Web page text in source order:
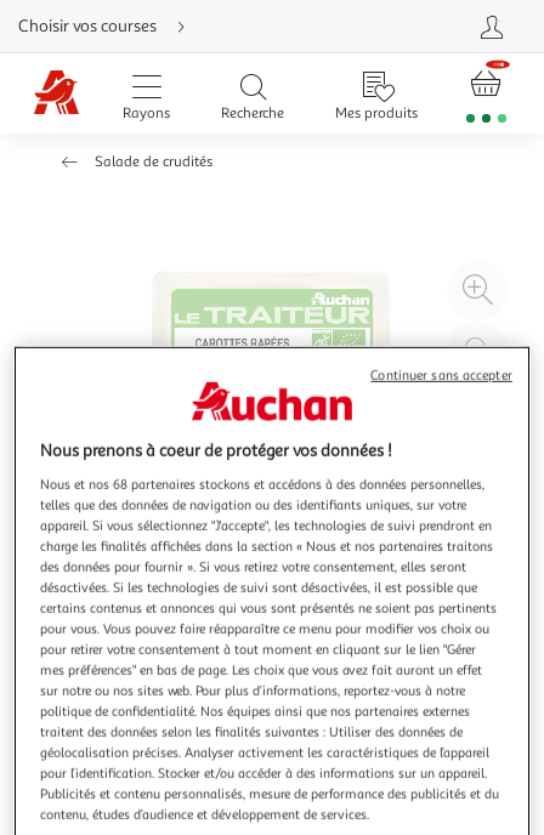
Aller
directement
au
contenu
Aller
directement
Aller
Choisir vos courses
Rayons Recherche Mes produits
Salade de crudités
à
Illustration
précédente
Illustration
suivante
3.8 (8)
AUCHAN LE TRAITEUR
Carottes râpées bio
Salade de farfalles au thon et œufs durs tomates cerise.
Recette sans additif, thon pêche durable et œuf plein air.
En savoir +
Nous prenons à coeur de protéger vos données !
Nous et nos 68 partenaires stockons et accédons à des données personnelles,
telles que des données de navigation ou des identifiants uniques, sur votre
appareil. Si vous sélectionnez "J'accepte", les technologies de suivi prendront en
charge les finalités affichées dans la section « Nous et nos partenaires traitons
des données pour fournir ». Si vous retirez votre consentement, elles seront
désactivées. Si les technologies de suivi sont désactivées, il est possible que
certains contenus et annonces qui vous sont présentés ne soient pas pertinents
pour vous. Vous pouvez faire réapparaître ce menu pour modifier vos choix ou
pour retirer votre consentement à tout moment en cliquant sur le lien "Gérer
mes préférences" en bas de page. Les choix que vous avez fait auront un effet
sur notre ou nos sites web. Pour plus d’informations, reportez-vous à notre
politique de confidentialité. Nos équipes ainsi que nos partenaires externes
traitent des données selon les finalités suivantes : Utiliser des données de
géolocalisation précises. Analyser activement les caractéristiques de l’appareil
pour l’identification. Stocker et/ou accéder à des informations sur un appareil.
Publicités et contenu personnalisés, mesure de performance des publicités et du
contenu, études d’audience et développement de services.
Continuer sans accepter